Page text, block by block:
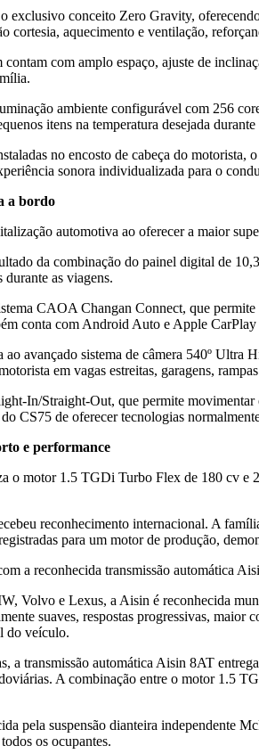
exclusivo conceito Zero Gravity,
cortesia, aquecimento e ventilação,
com amplo espaço, ajuste de
ambiente configurável com 256
itens na temperatura desejada durante
no encosto de cabeça do motorista,
sonora individualizada para o
a bordo
automotiva ao oferecer a maior
da combinação do painel digital de
as viagens.
CAOA Changan Connect, que
conta com Android Auto e Apple
avançado sistema de câmera 540º
em vagas estreitas, garagens,
In/Straight-Out, que permite
CS75 de oferecer tecnologias
e performance
motor 1.5 TGDi Turbo Flex de 180 cv e
reconhecimento internacional. A
para um motor de produção,
a reconhecida transmissão automática
Volvo e Lexus, a Aisin é reconhecida
suaves, respostas progressivas,
do veículo.
a transmissão automática Aisin 8AT
A combinação entre o motor 1.5
pela suspensão dianteira independente
os ocupantes.